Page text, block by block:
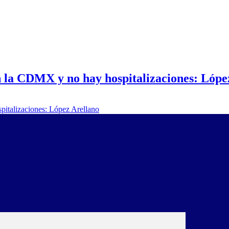
CDMX y no hay hospitalizaciones: